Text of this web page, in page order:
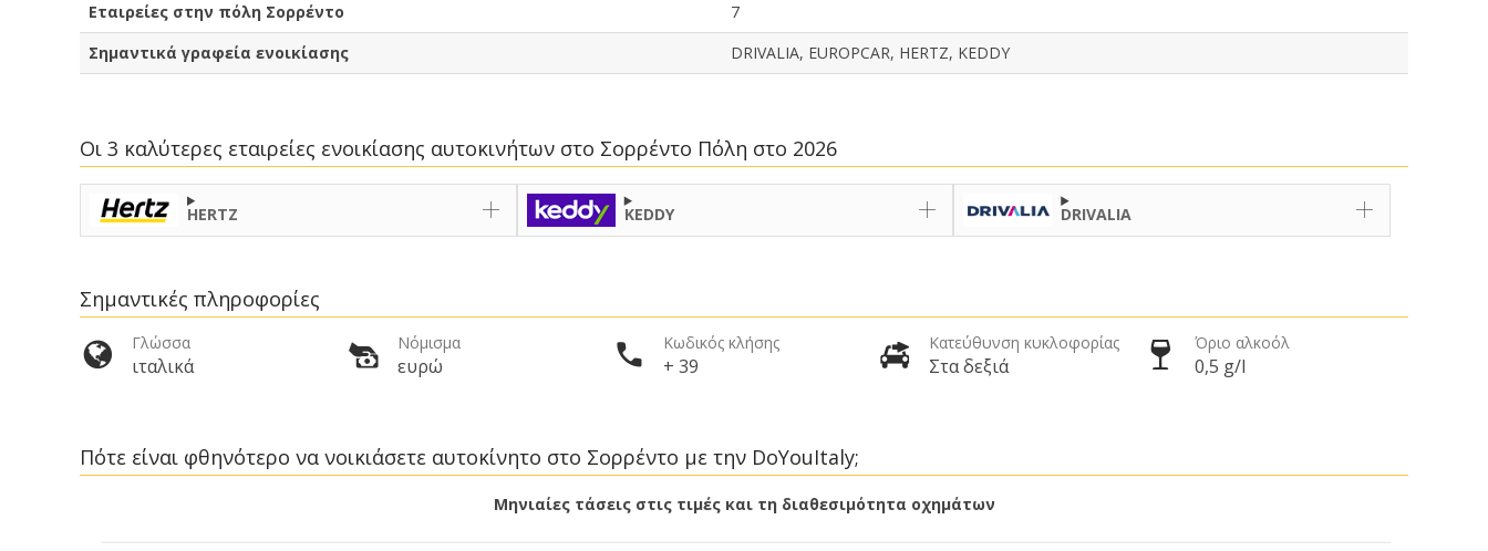
Εταιρείες στην πόλη Σορρέντο
7
Σημαντικά γραφεία ενοικίασης
DRIVALIA, EUROPCAR, HERTZ, KEDDY
Οι 3 καλύτερες εταιρείες ενοικίασης αυτοκινήτων στο Σορρέντο Πόλη στο 2026
HERTZ KEDDY DRIVALIA
Σημαντικές πληροφορίες
Γλώσσα
ιταλικά
Νόμισμα
ευρώ
Κωδικός κλήσης
+ 39
Κατεύθυνση κυκλοφορίας
Στα δεξιά
Όριο αλκοόλ
0,5 g/l
Πότε είναι φθηνότερο να νοικιάσετε αυτοκίνητο στο Σορρέντο με την DoYouItaly;
Μηνιαίες τάσεις στις τιμές και τη διαθεσιμότητα οχημάτων